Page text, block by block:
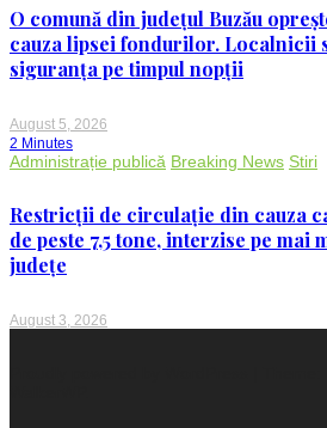
O comună din județul Buzău
cauza lipsei fondurilor. Localnicii
siguranța pe timpul nopții
August 5, 2026
2 Minutes
Administrație publică Breaking News Stiri
Restricții de circulație din cauza
de peste 7,5 tone, interzise pe
județe
August 3, 2026